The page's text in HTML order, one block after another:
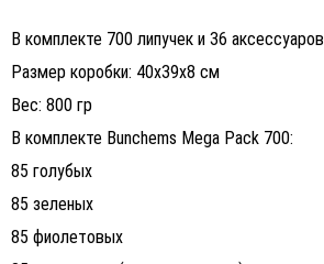
В комплекте 700 липучек и 36 аксессуаров
Размер коробки: 40х39х8 см
Вес: 800 гр
В комплекте Bunchems Mega Pack 700:
85 голубых
85 зеленых
85 фиолетовых